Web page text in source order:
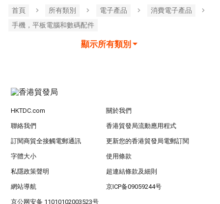
首頁 所有類別 電子產品
消費電子產品
手機，平板電腦和數碼配件
顯示所有類別
HKTDC.com 關於我們
聯絡我們 香港貿發局流動應用程式
訂閱商貿全接觸電郵通訊 更新您的香港貿發局電郵訂閱
字體大小 使用條款
私隱政策聲明 超連結條款及細則
網站導航 京ICP备09059244号
京公网安备 11010102003523号